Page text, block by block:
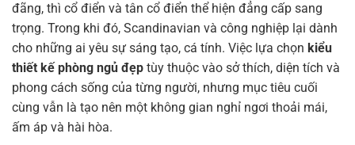
đãng, thì cổ điển và tân cổ điển thể hiện đẳng cấp sang
trọng. Trong khi đó, Scandinavian và công nghiệp lại dành
cho những ai yêu sự sáng tạo, cá tính. Việc lựa chọn kiểu
thiết kế phòng ngủ đẹp tùy thuộc vào sở thích, diện tích và
phong cách sống của từng người, nhưng mục tiêu cuối
cùng vẫn là tạo nên một không gian nghỉ ngơi thoải mái,
ấm áp và hài hòa.